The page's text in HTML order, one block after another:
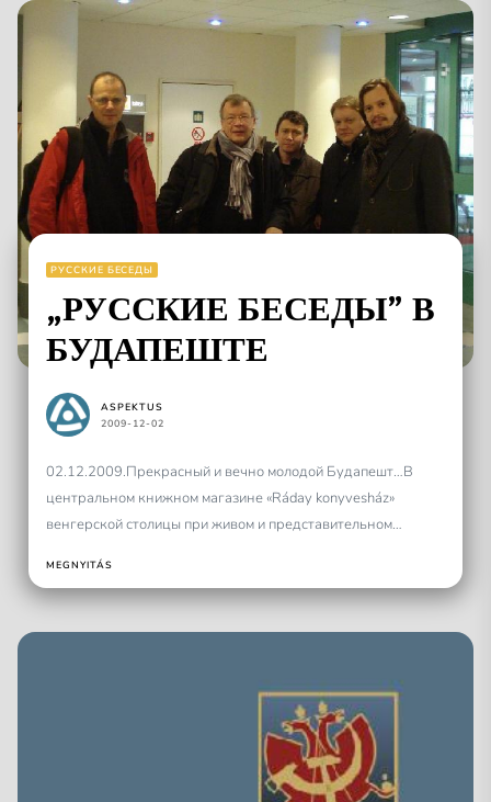
РУССКИЕ БЕСЕДЫ
„РУССКИЕ БЕСЕДЫ” В
БУДАПЕШТЕ
ASPEKTUS
2009-12-02
02.12.2009.Прекрасный и вечно молодой Будапешт…В
центральном книжном магазине «Ráday konyvesház»
венгерской столицы при живом и представительном
MEGNYITÁS